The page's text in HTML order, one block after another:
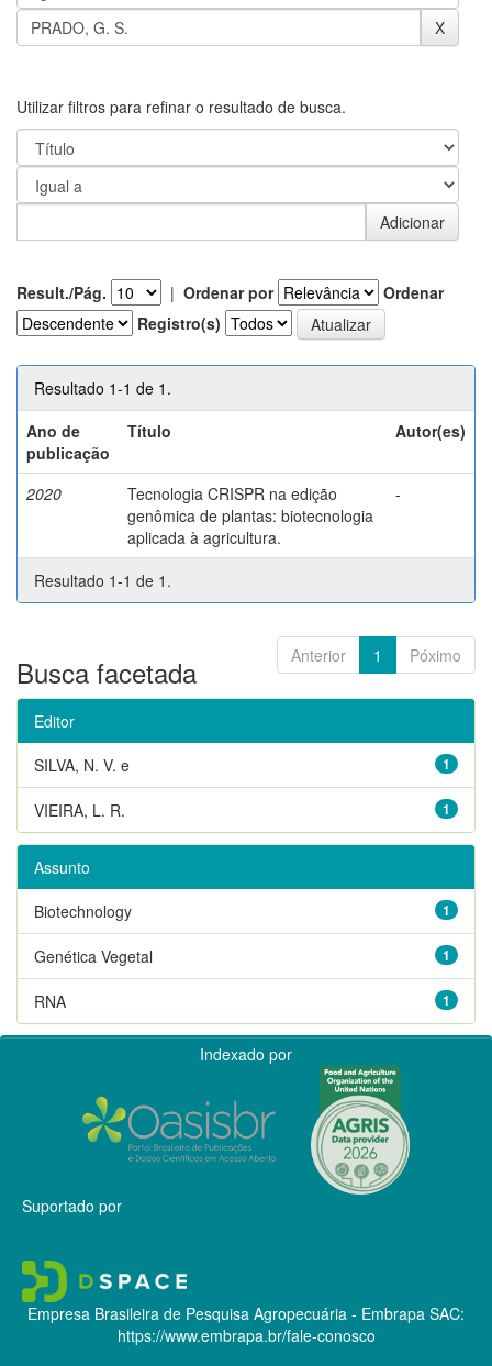
Utilizar filtros para refinar o resultado de busca.
Result./Pág. | Ordenar por
Ordenar
Registro(s)
Resultado 1-1 de 1.
Ano de
publicação
Título Autor(es)
2020
Tecnologia CRISPR na edição
genômica de plantas: biotecnologia
aplicada à agricultura.
-
Resultado 1-1 de 1.
Anterior 1 Póximo
Busca facetada
Editor
1
SILVA, N. V. e
1
VIEIRA, L. R.
Assunto
1
Biotechnology
1
Genética Vegetal
1
RNA
Indexado por
Suportado por
Empresa Brasileira de Pesquisa Agropecuária - Embrapa SAC:
https://www.embrapa.br/fale-conosco